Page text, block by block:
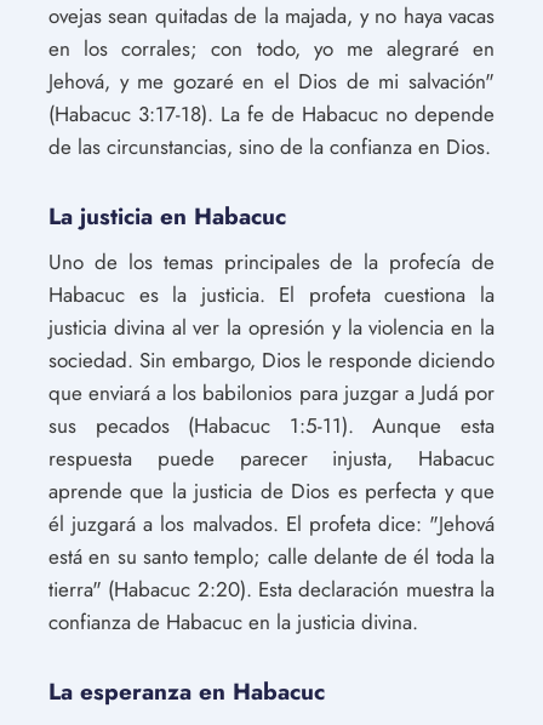
ovejas sean quitadas de la majada, y no haya vacas
en los corrales; con todo, yo me alegraré en
Jehová, y me gozaré en el Dios de mi salvación"
(Habacuc 3:17-18). La fe de Habacuc no depende
de las circunstancias, sino de la confianza en Dios.
La justicia en Habacuc
Uno de los temas principales de la profecía de
Habacuc es la justicia. El profeta cuestiona la
justicia divina al ver la opresión y la violencia en la
sociedad. Sin embargo, Dios le responde diciendo
que enviará a los babilonios para juzgar a Judá por
sus pecados (Habacuc 1:5-11). Aunque esta
respuesta puede parecer injusta, Habacuc
aprende que la justicia de Dios es perfecta y que
él juzgará a los malvados. El profeta dice: "Jehová
está en su santo templo; calle delante de él toda la
tierra" (Habacuc 2:20). Esta declaración muestra la
confianza de Habacuc en la justicia divina.
La esperanza en Habacuc